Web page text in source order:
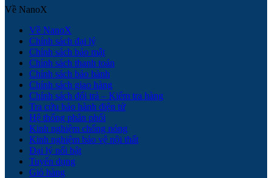
Về NanoX
Về NanoX
Chính sách đại lý
Chính sách bảo mật
Chính sách thanh toán
Chính sách bảo hành
Chính sách giao hàng
Chính sách đổi trả – Kiểm tra hàng
Tra cứu bảo hành điện tử
Hệ thống phân phối
Kinh nghiệm chống nóng
Kinh nghiệm bảo vệ nội thất
Đại lý nổi bật
Tuyển dụng
Giỏ hàng